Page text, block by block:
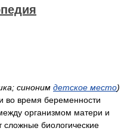
синоним детское место)
во время беременности
организмом матери и
биологические